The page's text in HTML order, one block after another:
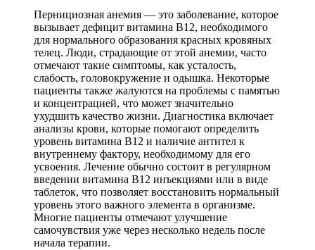
Пернициозная анемия — это заболевание, которое
вызывает дефицит витамина B12, необходимого
для нормального образования красных кровяных
телец. Люди, страдающие от этой анемии, часто
отмечают такие симптомы, как усталость,
слабость, головокружение и одышка. Некоторые
пациенты также жалуются на проблемы с памятью
и концентрацией, что может значительно
ухудшить качество жизни. Диагностика включает
анализы крови, которые помогают определить
уровень витамина B12 и наличие антител к
внутреннему фактору, необходимому для его
усвоения. Лечение обычно состоит в регулярном
введении витамина B12 инъекциями или в виде
таблеток, что позволяет восстановить нормальный
уровень этого важного элемента в организме.
Многие пациенты отмечают улучшение
самочувствия уже через несколько недель после
начала терапии.